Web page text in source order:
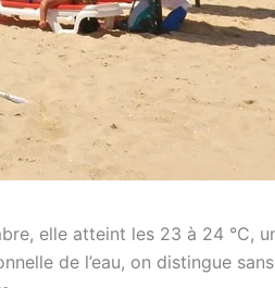
elle atteint les 23 à 24 °C,
de l’eau, on distingue